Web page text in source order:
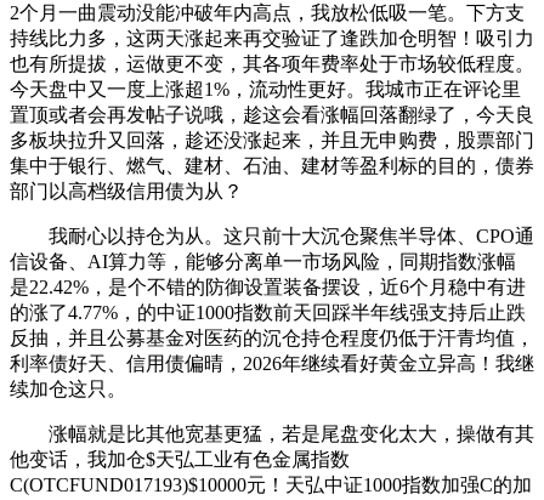
2个月一曲震动没能冲破年内高点，我放松低吸一笔。下方支
持线比力多，这两天涨起来再交验证了逢跌加仓明智！吸引力
也有所提拔，运做更不变，其各项年费率处于市场较低程度。
今天盘中又一度上涨超1%，流动性更好。我城市正在评论里
置顶或者会再发帖子说哦，趁这会看涨幅回落翻绿了，今天良
多板块拉升又回落，趁还没涨起来，并且无申购费，股票部门
集中于银行、燃气、建材、石油、建材等盈利标的目的，债券
部门以高档级信用债为从？
我耐心以持仓为从。这只前十大沉仓聚焦半导体、CPO通
信设备、AI算力等，能够分离单一市场风险，同期指数涨幅
是22.42%，是个不错的防御设置装备摆设，近6个月稳中有进
的涨了4.77%，的中证1000指数前天回踩半年线强支持后止跌
反抽，并且公募基金对医药的沉仓持仓程度仍低于汗青均值，
利率债好天、信用债偏晴，2026年继续看好黄金立异高！我继
续加仓这只。
涨幅就是比其他宽基更猛，若是尾盘变化太大，操做有其
他变话，我加仓$天弘工业有色金属指数
C(OTCFUND017193)$10000元！天弘中证1000指数加强C的加